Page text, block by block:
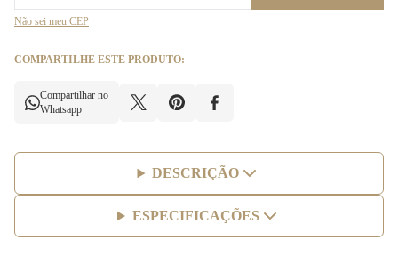
Não sei meu CEP
COMPARTILHE ESTE PRODUTO:
Compartilhar no
Whatsapp
DESCRIÇÃO
ESPECIFICAÇÕES